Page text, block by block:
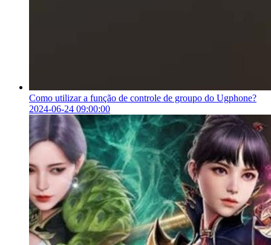
Como utilizar a função de controle de groupo do Ugphone?
2024-06-24 09:00:00